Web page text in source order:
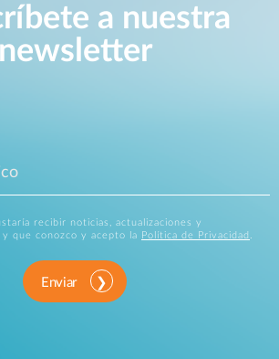
a nuestra
newsletter
recibir noticias, actualizaciones y
que conozco y acepto la
Política de Privacidad .
Enviar